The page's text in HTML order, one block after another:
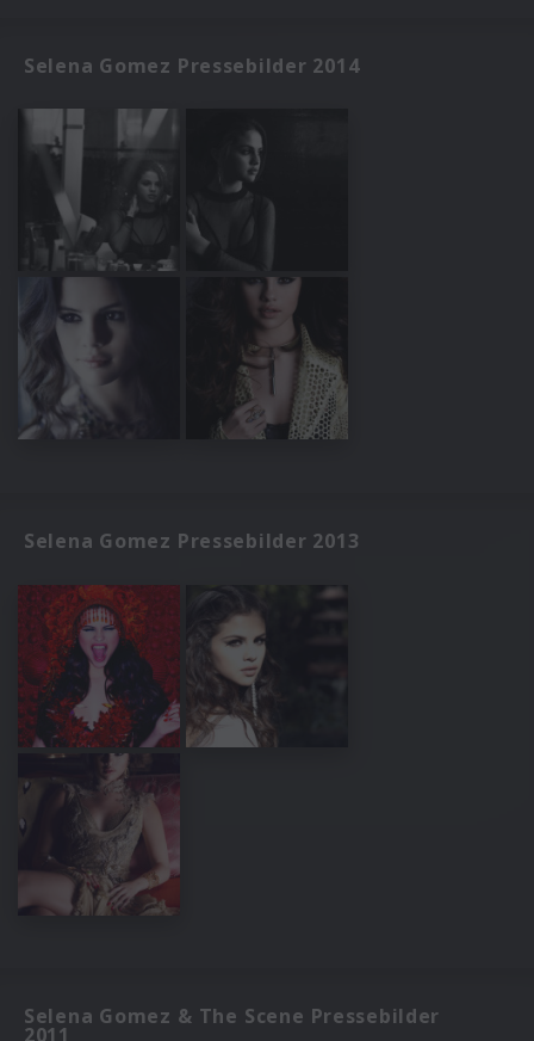
Selena Gomez Pressebilder 2014
Selena Gomez Pressebilder 2013
Selena Gomez & The Scene Pressebilder
2011